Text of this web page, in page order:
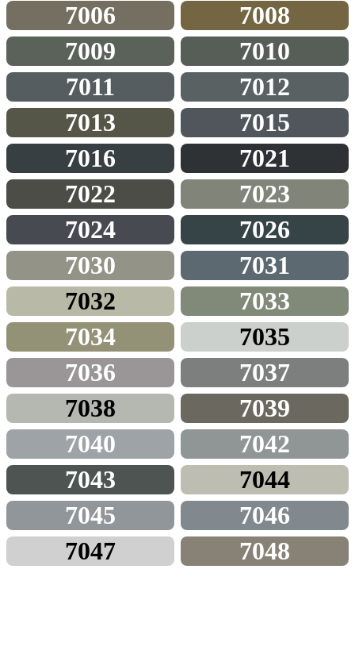
7006
7008
7009
7010
7011
7012
7013
7015
7016
7021
7022
7023
7024
7026
7030
7031
7032
7033
7034
7035
7036
7037
7038
7039
7040
7042
7043
7044
7045
7046
7047
7048